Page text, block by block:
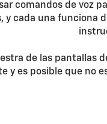
comandos de voz
y cada una funciona
de las pantallas
y es posible que no